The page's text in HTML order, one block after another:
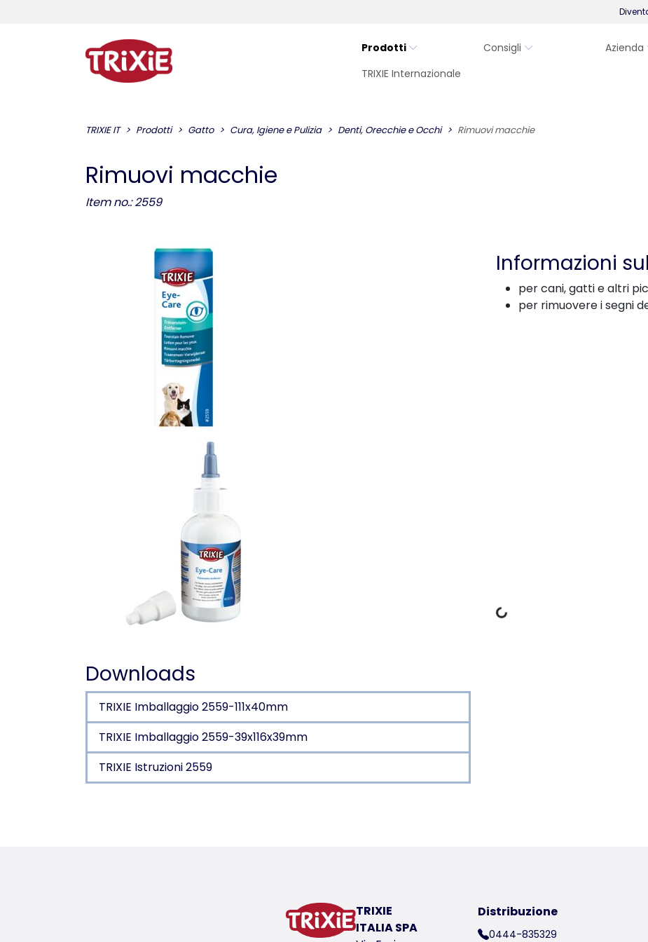
Prodotti Consigli
Azienda
TRIXIE Internazionale
TRIXIE IT Prodotti Gatto Cura, Igiene e Pulizia Denti, Orecchie e Occhi Rimuovi macchie
Rimuovi macchie
Item no.: 2559
Informazioni
per cani, gatti e altri
per rimuovere i segni
Dati di carico
Downloads
TRIXIE Imballaggio 2559-111x40mm
TRIXIE Imballaggio 2559-39x116x39mm
TRIXIE Istruzioni 2559
TRIXIE
ITALIA SPA
Distribuzione
0444-835329